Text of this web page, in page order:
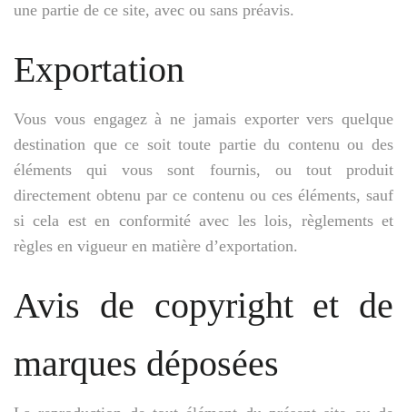
une partie de ce site, avec ou sans préavis.
Exportation
Vous vous engagez à ne jamais exporter vers quelque
destination que ce soit toute partie du contenu ou des
éléments qui vous sont fournis, ou tout produit
directement obtenu par ce contenu ou ces éléments, sauf
si cela est en conformité avec les lois, règlements et
règles en vigueur en matière d’exportation.
Avis de copyright et de
marques déposées